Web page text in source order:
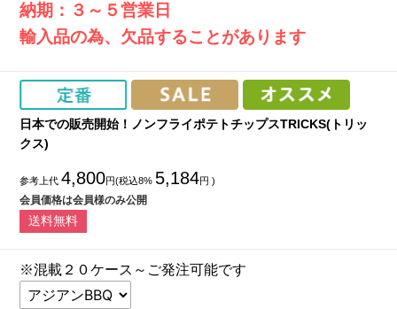
納期：３～５営業日
輸入品の為、欠品することがあります
日本での販売開始！ノンフライポテトチップスTRICKS(トリッ
クス)
参考上代 4,800円(税込8% 5,184円 )
会員価格は会員様のみ公開
送料無料
※混載２０ケース～ご発注可能です